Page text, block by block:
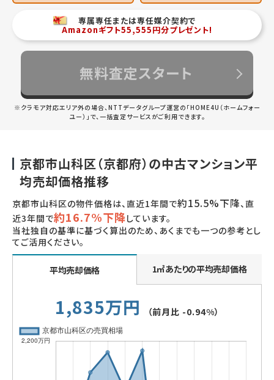
専属専任または専任媒介契約で
Amazonギフト55,555円分プレゼント!
無料査定スタート
※クラモア対応エリア外の場合、NTTデータグループ運営の「HOME4U（ホームフォー
ユー）」で、一括査定サービスがご利用できます。
京都市山科区（京都府）の中古マンション平
均売却価格推移
京都市山科区の物件価格は、直近1年間で約15.5%下降、直
近3年間で約16.7%下降しています。
当社独自の基準に基づく算出のため、あくまでも一つの参考とし
てご活用ください。
平均売却価格 1㎡あたりの平均売却価格
1,835万円 （前月比 -0.94%）